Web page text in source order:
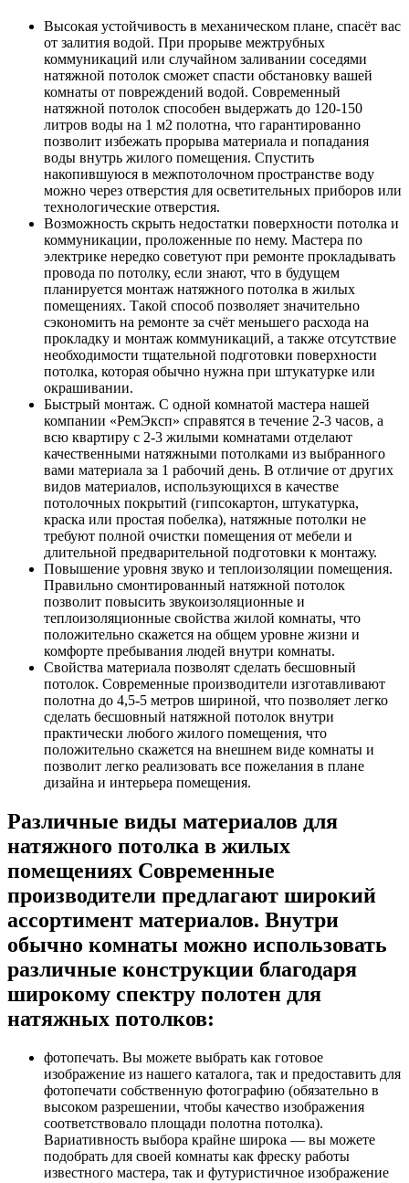
Высокая устойчивость в механическом плане, спасёт вас
от залития водой. При прорыве межтрубных
коммуникаций или случайном заливании соседями
натяжной потолок сможет спасти обстановку вашей
комнаты от повреждений водой. Современный
натяжной потолок способен выдержать до 120-150
литров воды на 1 м2 полотна, что гарантированно
позволит избежать прорыва материала и попадания
воды внутрь жилого помещения. Спустить
накопившуюся в межпотолочном пространстве воду
можно через отверстия для осветительных приборов или
технологические отверстия.
Возможность скрыть недостатки поверхности потолка и
коммуникации, проложенные по нему. Мастера по
электрике нередко советуют при ремонте прокладывать
провода по потолку, если знают, что в будущем
планируется монтаж натяжного потолка в жилых
помещениях. Такой способ позволяет значительно
сэкономить на ремонте за счёт меньшего расхода на
прокладку и монтаж коммуникаций, а также отсутствие
необходимости тщательной подготовки поверхности
потолка, которая обычно нужна при штукатурке или
окрашивании.
Быстрый монтаж. С одной комнатой мастера нашей
компании «РемЭксп» справятся в течение 2-3 часов, а
всю квартиру с 2-3 жилыми комнатами отделают
качественными натяжными потолками из выбранного
вами материала за 1 рабочий день. В отличие от других
видов материалов, использующихся в качестве
потолочных покрытий (гипсокартон, штукатурка,
краска или простая побелка), натяжные потолки не
требуют полной очистки помещения от мебели и
длительной предварительной подготовки к монтажу.
Повышение уровня звуко и теплоизоляции помещения.
Правильно смонтированный натяжной потолок
позволит повысить звукоизоляционные и
теплоизоляционные свойства жилой комнаты, что
положительно скажется на общем уровне жизни и
комфорте пребывания людей внутри комнаты.
Свойства материала позволят сделать бесшовный
потолок. Современные производители изготавливают
полотна до 4,5-5 метров шириной, что позволяет легко
сделать бесшовный натяжной потолок внутри
практически любого жилого помещения, что
положительно скажется на внешнем виде комнаты и
позволит легко реализовать все пожелания в плане
дизайна и интерьера помещения.
Различные виды материалов для
натяжного потолка в жилых
помещениях Современные
производители предлагают широкий
ассортимент материалов. Внутри
обычно комнаты можно использовать
различные конструкции благодаря
широкому спектру полотен для
натяжных потолков:
фотопечать. Вы можете выбрать как готовое
изображение из нашего каталога, так и предоставить для
фотопечати собственную фотографию (обязательно в
высоком разрешении, чтобы качество изображения
соответствовало площади полотна потолка).
Вариативность выбора крайне широка — вы можете
подобрать для своей комнаты как фреску работы
известного мастера, так и футуристичное изображение